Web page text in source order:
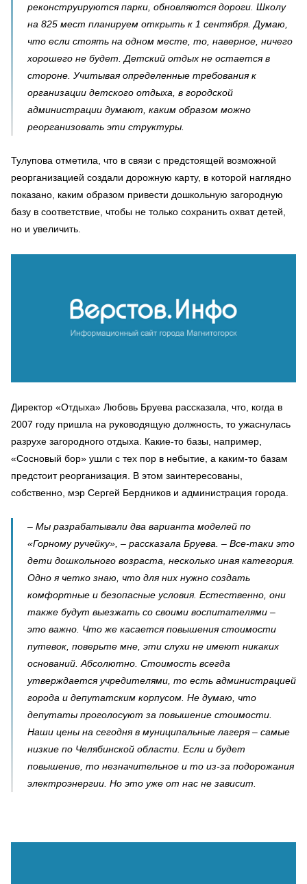
реконструируются парки, обновляются дороги. Школу
на 825 мест планируем открыть к 1 сентября. Думаю,
что если стоять на одном месте, то, наверное, ничего
хорошего не будет. Детский отдых не остается в
стороне. Учитывая определенные требования к
организации детского отдыха, в городской
администрации думают, каким образом можно
реорганизовать эти структуры.
Тулупова отметила, что в связи с предстоящей возможной
реорганизацией создали дорожную карту, в которой наглядно
показано, каким образом привести дошкольную загородную
базу в соответствие, чтобы не только сохранить охват детей,
но и увеличить.
Директор «Отдыха» Любовь Бруева рассказала, что, когда в
2007 году пришла на руководящую должность, то ужаснулась
разрухе загородного отдыха. Какие-то базы, например,
«Сосновый бор» ушли с тех пор в небытие, а каким-то базам
предстоит реорганизация. В этом заинтересованы,
собственно, мэр Сергей Бердников и администрация города.
– Мы разрабатывали два варианта моделей по
«Горному ручейку», – рассказала Бруева. – Все-таки это
дети дошкольного возраста, несколько иная категория.
Одно я четко знаю, что для них нужно создать
комфортные и безопасные условия. Естественно, они
также будут выезжать со своими воспитателями –
это важно. Что же касается повышения стоимости
путевок, поверьте мне, эти слухи не имеют никаких
оснований. Абсолютно. Стоимость всегда
утверждается учредителями, то есть администрацией
города и депутатским корпусом. Не думаю, что
депутаты проголосуют за повышение стоимости.
Наши цены на сегодня в муниципальные лагеря – самые
низкие по Челябинской области. Если и будет
повышение, то незначительное и то из-за подорожания
электроэнергии. Но это уже от нас не зависит.